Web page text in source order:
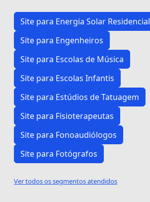
Site para Energia Solar Residencial
Site para Engenheiros
Site para Escolas de Música
Site para Escolas Infantis
Site para Estúdios de Tatuagem
Site para Fisioterapeutas
Site para Fonoaudiólogos
Site para Fotógrafos
Ver todos os segmentos atendidos